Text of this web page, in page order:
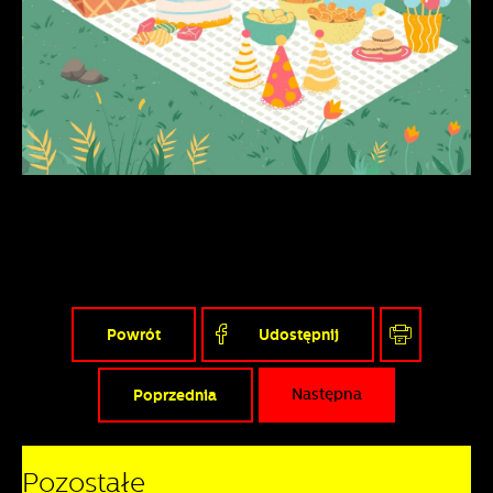
Powrót Udostępnij
Poprzednia Następna
Pozostałe